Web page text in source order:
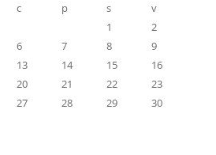
c p s
v
1
2
6 7 8
9
13 14 15
16
20 21 22
23
27 28 29
30